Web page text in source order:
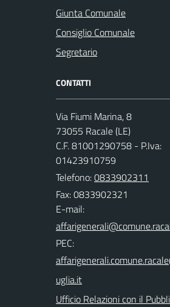
Giunta Comunale
Consiglio Comunale
Segretario
CONTATTI
Via Fiumi Marina, 8
73055 Racale (LE)
C.F. 81001290758 - P.Iva:
01423910759
Telefono:0833902311
Fax: 0833902321
E-mail:
PEC:
Ufficio Relazioni con il